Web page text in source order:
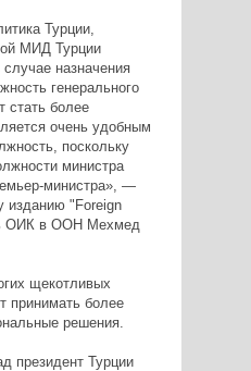
Турции,
МИД Турции
назначения
генерального
стать более
очень удобным
поскольку
министра
министра», —
изданию "Foreign
ОИК в ООН Мехмед
щекотливых
принимать более
решения.
президент Турции